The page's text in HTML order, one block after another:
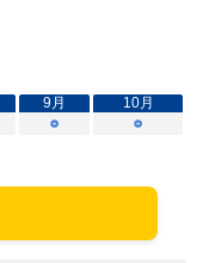
9月 10月
○ ○